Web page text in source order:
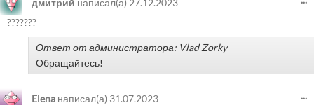
???????
Ответ от администратора: Vlad Zorky
Обращайтесь!
Elena написал(а) 31.07.2023
...